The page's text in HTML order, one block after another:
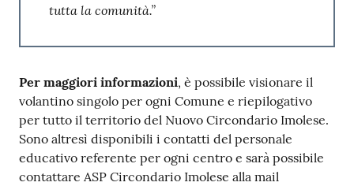
tutta la comunità.”
Per maggiori informazioni, è possibile visionare il
volantino singolo per ogni Comune e riepilogativo
per tutto il territorio del Nuovo Circondario Imolese.
Sono altresì disponibili i contatti del personale
educativo referente per ogni centro e sarà possibile
contattare ASP Circondario Imolese alla mail